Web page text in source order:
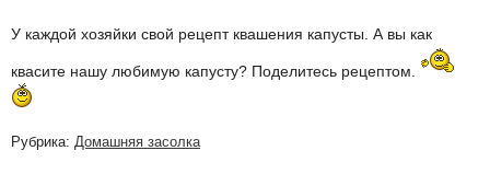
У каждой хозяйки свой рецепт квашения капусты. А вы как
квасите нашу любимую капусту? Поделитесь рецептом.
Рубрика: Домашняя засолка